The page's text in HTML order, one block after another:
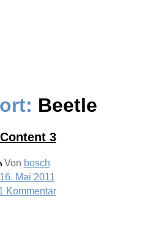
Beetle
3
Von bosch
16. Mai 2011
Kommentarzu
Beetle